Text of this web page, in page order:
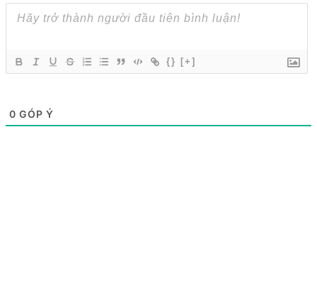
{} [+]
0 GÓP Ý